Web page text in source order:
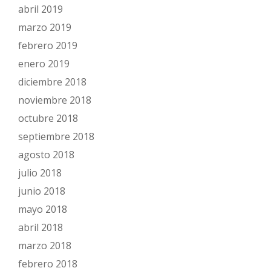
abril 2019
marzo 2019
febrero 2019
enero 2019
diciembre 2018
noviembre 2018
octubre 2018
septiembre 2018
agosto 2018
julio 2018
junio 2018
mayo 2018
abril 2018
marzo 2018
febrero 2018